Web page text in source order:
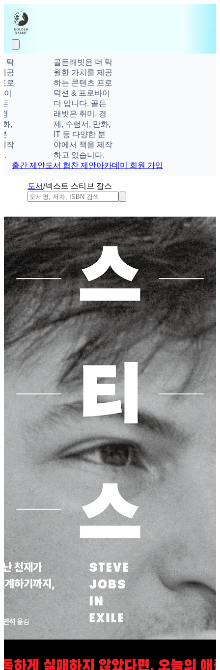
골든래빗은 더 탁
월한 가치를 제공
하는 콘텐츠 프로
덕션 & 프로바이
더 입니다. 골든
래빗은 취미, 경
제, 수험서, 만화,
IT 등 다양한 분
야에서 책을 제작
하고 있습니다.
출간 제안도서 협찬 제안아카데미 회원 가입
도서/넥스트 스티브 잡스